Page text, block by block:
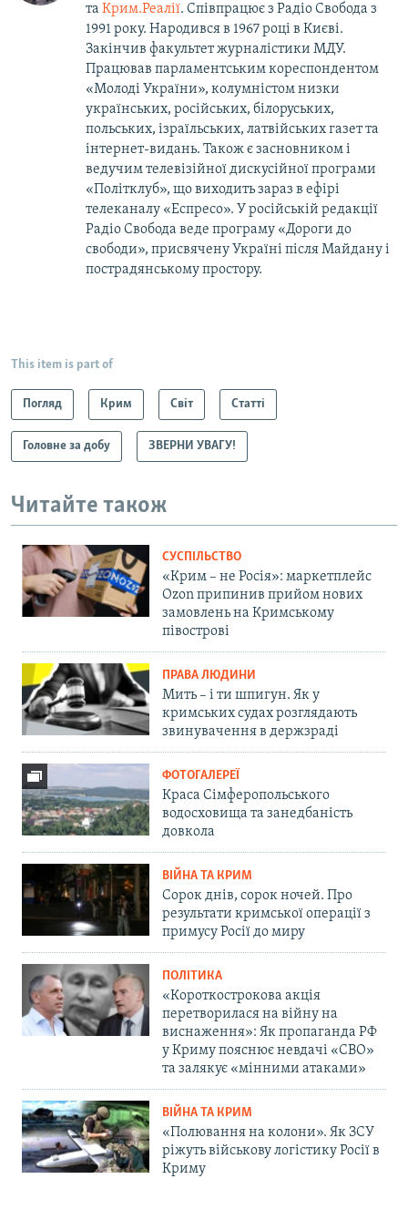
та Крим.Реалії. Співпрацює з Радіо Свобода з
1991 року. Народився в 1967 році в Києві.
Закінчив факультет журналістики МДУ.
Працював парламентським кореспондентом
«Молоді України», колумністом низки
українських, російських, білоруських,
польських, ізраїльських, латвійських газет та
інтернет-видань. Також є засновником і
ведучим телевізійної дискусійної програми
«Політклуб», що виходить зараз в ефірі
телеканалу «Еспресо». У російській редакції
Радіо Свобода веде програму «Дороги до
свободи», присвячену Україні після Майдану і
пострадянському простору.
This item is part of
Погляд Крим Світ Статті
Головне за добу ЗВЕРНИ УВАГУ!
Читайте також
СУСПІЛЬСТВО
«Крим – не Росія»: маркетплейс
Ozon припинив прийом нових
замовлень на Кримському
півострові
ПРАВА ЛЮДИНИ
Мить – і ти шпигун. Як у
кримських судах розглядають
звинувачення в держзраді
ФОТОГАЛЕРЕЇ
Краса Сімферопольського
водосховища та занедбаність
довкола
ВІЙНА ТА КРИМ
Сорок днів, сорок ночей. Про
результати кримської операції з
примусу Росії до миру
ПОЛІТИКА
«Короткострокова акція
перетворилася на війну на
виснаження»: Як пропаганда РФ
у Криму пояснює невдачі «СВО»
та залякує «мінними атаками»
ВІЙНА ТА КРИМ
«Полювання на колони». Як ЗСУ
ріжуть військову логістику Росії в
Криму